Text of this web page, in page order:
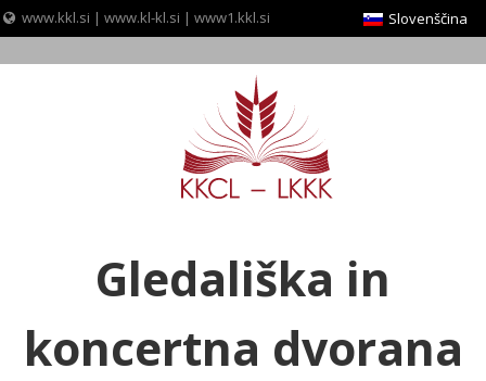
www.kkl.si | www.kl-kl.si | www1.kkl.si
Slovenščina
Gledališka in
koncertna dvorana